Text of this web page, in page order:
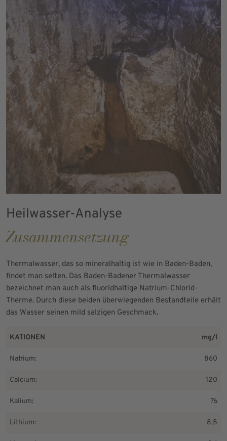
Heilwasser-Analyse
Zusammensetzung
Thermalwasser, das so mineralhaltig ist wie in Baden-Baden,
findet man selten. Das Baden-Badener Thermalwasser
bezeichnet man auch als fluoridhaltige Natrium-Chlorid-
Therme. Durch diese beiden überwiegenden Bestandteile erhält
das Wasser seinen mild salzigen Geschmack.
KATIONEN mg/l
Natrium: 860
Calcium: 120
Kalium: 76
Lithium: 8,5